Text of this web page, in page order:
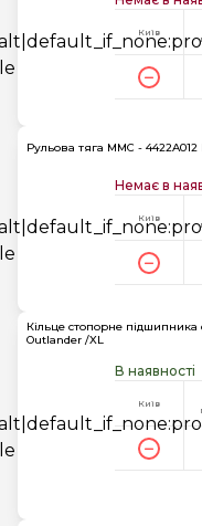
Київ
Рульова тяга MMC -
Немає в
Київ
Кільце стопорне підшипника
Outlander /XL
В наявності
Київ